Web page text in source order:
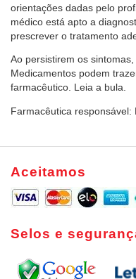
orientações dadas pelo
médico está apto a
prescrever o tratamento
Ao persistirem os
Medicamentos podem
farmacêutico. Leia a bula.
Farmacêutica responsável:
Aceitamos
Selos e